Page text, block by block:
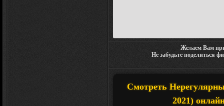
Желаем Вам
Не забудьте поделиться
Смотреть
2021)